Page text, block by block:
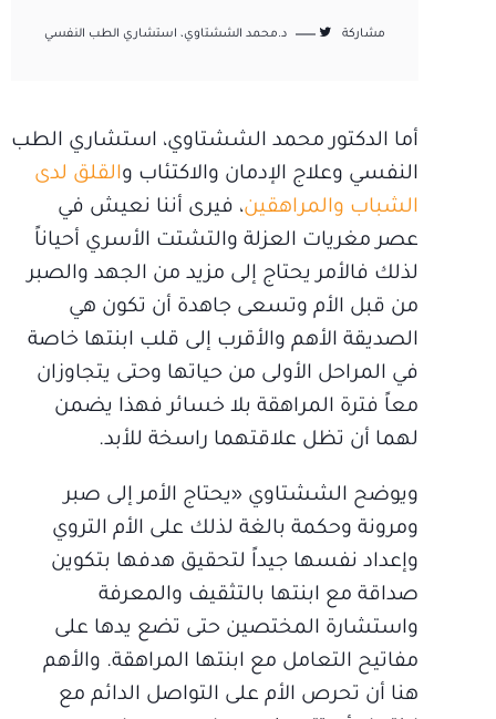
مشاركة د.محمد الششتاوي، استشاري الطب النفسي
أما الدكتور محمد الششتاوي، استشاري الطب
النفسي وعلاج الإدمان والاكتئاب والقلق لدى
الشباب والمراهقين، فيرى أننا نعيش في
عصر مغريات العزلة والتشتت الأسري أحياناً
لذلك فالأمر يحتاج إلى مزيد من الجهد والصبر
من قبل الأم وتسعى جاهدة أن تكون هي
الصديقة الأهم والأقرب إلى قلب ابنتها خاصة
في المراحل الأولى من حياتها وحتى يتجاوزان
معاً فترة المراهقة بلا خسائر فهذا يضمن
لهما أن تظل علاقتهما راسخة للأبد.
ويوضح الششتاوي «يحتاج الأمر إلى صبر
ومرونة وحكمة بالغة لذلك على الأم التروي
وإعداد نفسها جيداً لتحقيق هدفها بتكوين
صداقة مع ابنتها بالتثقيف والمعرفة
واستشارة المختصين حتى تضع يدها على
مفاتيح التعامل مع ابنتها المراهقة. والأهم
هنا أن تحرص الأم على التواصل الدائم مع